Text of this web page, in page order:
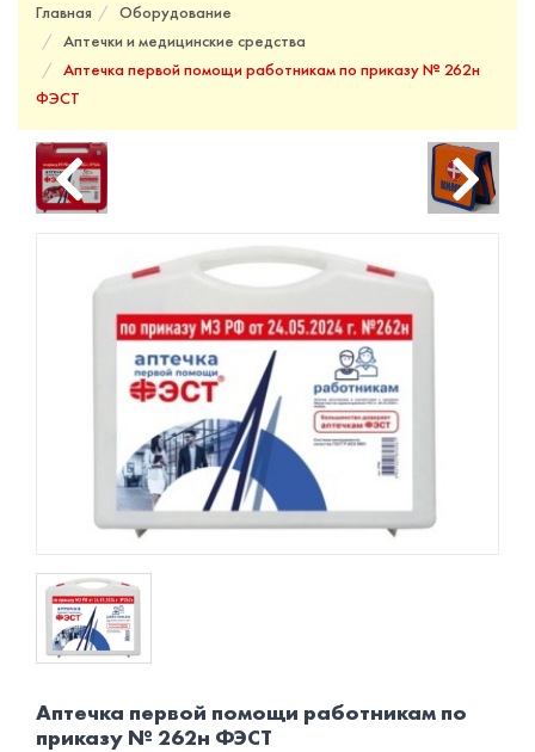
Главная
Оборудование
Аптечки и медицинские средства
Аптечка первой помощи работникам по приказу № 262н
ФЭСТ
Аптечка первой помощи работникам по
приказу № 262н ФЭСТ